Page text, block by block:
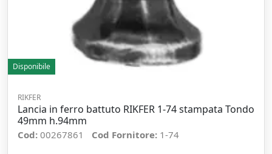
Disponibile
RIKFER
Lancia in ferro battuto RIKFER 1-74 stampata Tondo
49mm h.94mm
Cod: 00267861 Cod Fornitore: 1-74